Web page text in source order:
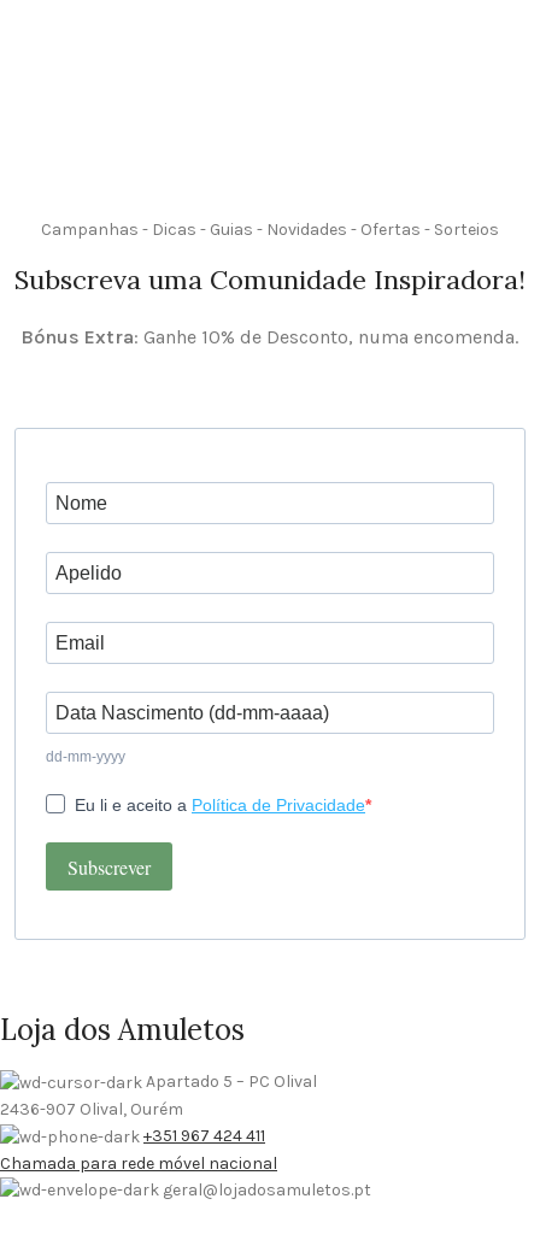
Campanhas - Dicas - Guias - Novidades - Ofertas - Sorteios
Subscreva uma Comunidade Inspiradora!
Bónus Extra: Ganhe 10% de Desconto, numa encomenda.
dd-mm-yyyy
Eu li e aceito a Política de Privacidade
Subscrever
Loja dos Amuletos
Apartado 5 – PC Olival
2436-907 Olival, Ourém
+351 967 424 411
Chamada para rede móvel nacional
geral@lojadosamuletos.pt